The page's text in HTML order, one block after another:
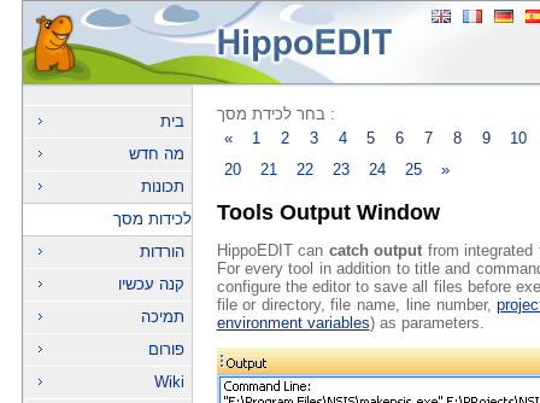
בית
מה חדש
תכונות
לכידות מסך
הורדות
קנה עכשיו
תמיכה
פורום
Wiki
בחר לכידת מסך :
«
1 2 3 4 5 6 7 8 9
10
20
21 22 23 24 25 »
Tools Output Window
HippoEDIT can catch output from
For every tool in addition to title and
configure the editor to save all files before
file or directory, file name, line number,
environment variables) as parameters.